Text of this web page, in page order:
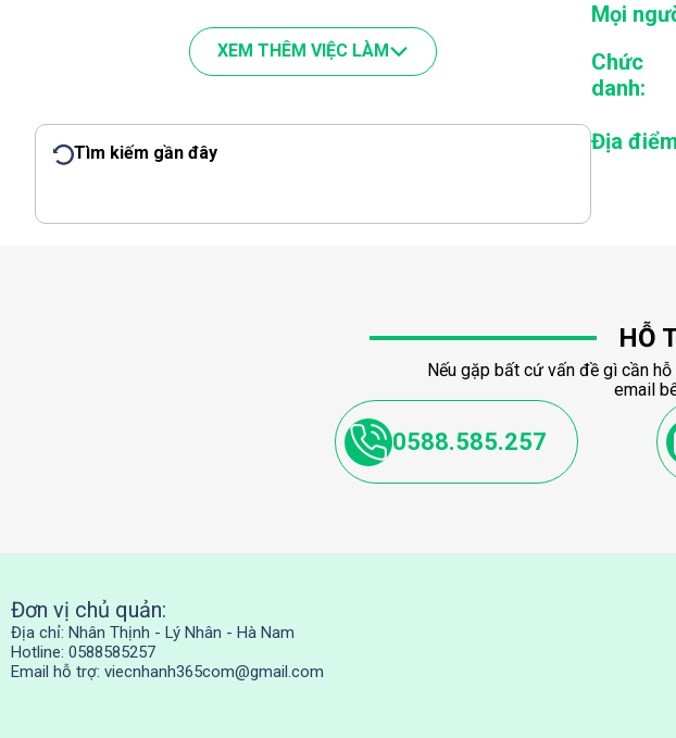
XEM THÊM VIỆC LÀM
Tìm kiếm gần đây
Mọi
Chức
danh:
Địa
HỖ
Nếu gặp bất cứ vấn đề gì cần
email
0588.585.257
Đơn vị chủ quản:
Địa chỉ: Nhân Thịnh - Lý Nhân - Hà Nam
Hotline: 0588585257
Email hỗ trợ: viecnhanh365com@gmail.com